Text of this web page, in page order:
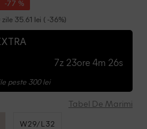
-77 %
35.61 lei ( -36%)
7z 23ore 4m 25s
peste 300 lei
Tabel De Marimi
W29/L32